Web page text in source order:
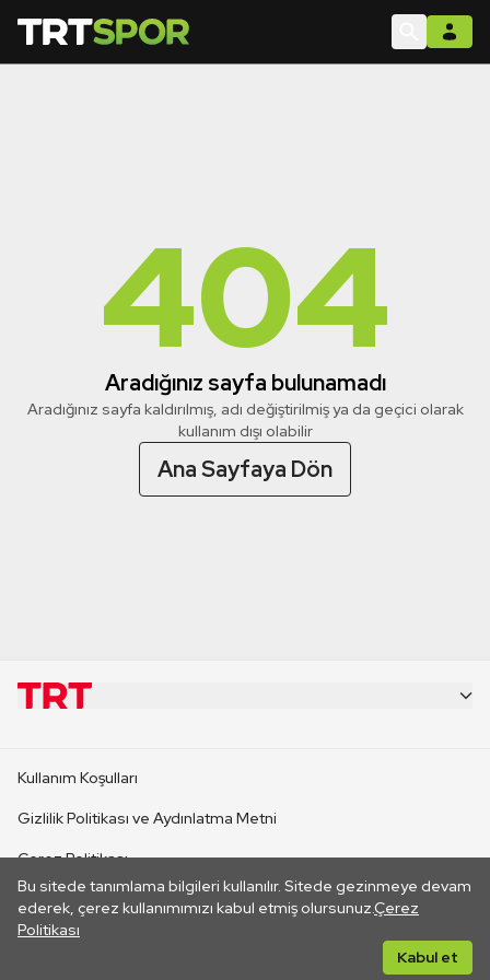
404
Aradığınız sayfa bulunamadı
Aradığınız sayfa kaldırılmış, adı değiştirilmiş ya da geçici olarak
kullanım dışı olabilir
Ana Sayfaya Dön
Bu sitede tanımlama bilgileri kullanılır. Sitede gezinmeye devam
ederek, çerez kullanımımızı kabul etmiş olursunuz.Çerez
Politikası
Kabul et
CANLI YAYINLAR
Kullanım Koşulları
Gizlilik Politikası ve Aydınlatma Metni
Çerez Politikası
İletişim
Her hakkı saklıdır. ©2026 TRT. Bağlantı yoluyla gidilen dış